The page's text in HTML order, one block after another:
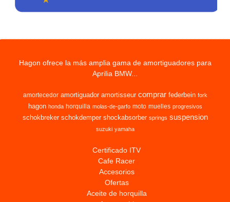
Hagon ofrece la más amplia gama de amortiguadores para
Aprilia BMW...
amortecedor amortiguador amortisseur comprar federbein fork
hagon honda horquilla molas-de-garfo moto muelles progresivos
schokbreker schokdemper shockabsorber springs suspension
suzuki yamaha
Certificado ITV
Cafe Racer
Accesorios
Ofertas
Aceite de horquilla